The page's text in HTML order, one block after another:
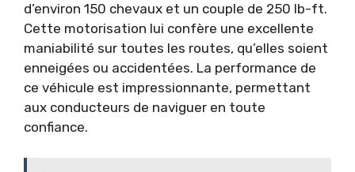
d’environ 150 chevaux et un couple de 250 lb-ft.
Cette motorisation lui confère une excellente
maniabilité sur toutes les routes, qu’elles soient
enneigées ou accidentées. La performance de
ce véhicule est impressionnante, permettant
aux conducteurs de naviguer en toute
confiance.